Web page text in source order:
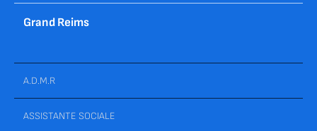
A.D.M.R
ASSISTANTE SOCIALE
Grand Reims